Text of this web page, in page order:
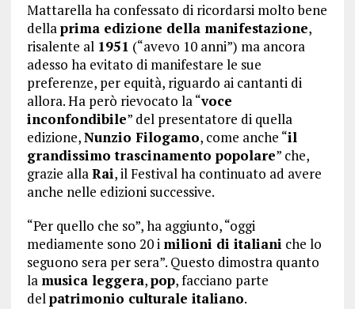
Mattarella ha confessato di ricordarsi molto bene
dellaprima edizione della manifestazione,
risalente al 1951 (“avevo 10 anni”) ma ancora
adesso ha evitato di manifestare le sue
preferenze, per equità, riguardo ai cantanti di
allora. Ha però rievocato la “voce
inconfondibile” del presentatore di quella
edizione,Nunzio Filogamo, come anche “il
grandissimo trascinamento popolare” che,
grazie allaRai, il Festival ha continuato ad avere
anche nelle edizioni successive.
“Per quello che so”, ha aggiunto, “oggi
mediamente sono 20 i milioni di italiani che lo
seguono sera per sera”. Questo dimostra quanto
la musica leggera,pop, facciano parte
delpatrimonio culturale italiano.